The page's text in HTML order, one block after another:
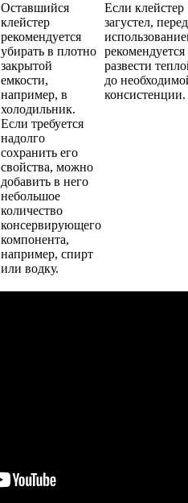
Оставшийся
клейстер
рекомендуется
убирать в плотно
закрытой
емкости,
например, в
холодильник.
Если требуется
надолго
сохранить его
свойства, можно
добавить в него
небольшое
количество
консервирующего
компонента,
например, спирт
или водку.
Если клейстер
загустел, перед
рекомендуется
развести
до
консистенции.